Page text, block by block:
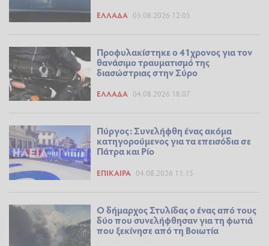
ΕΛΛΆΔΑ 05.08.2026 12:05
Προφυλακίστηκε ο 41χρονος για τον
θανάσιμο τραυματισμό της
διασώστριας στην Σύρο
ΕΛΛΆΔΑ 04.08.2026 18:07
Πύργος: Συνελήφθη ένας ακόμα
κατηγορούμενος για τα επεισόδια σε
Πάτρα και Ρίο
ΕΠΊΚΑΙΡΑ 04.08.2026 11:15
Ο δήμαρχος Στυλίδας ο ένας από τους
δύο που συνελήφθησαν για τη φωτιά
που ξεκίνησε από τη Βοιωτία